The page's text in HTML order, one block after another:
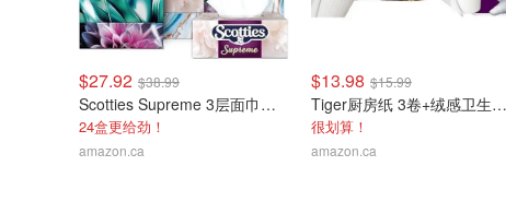
$27.92 $38.99
Scotties Supreme 3层面巾纸 24盒
24盒更给劲！
amazon.ca
$13.98 $15.99
Tiger厨房纸 3卷+绒感卫生纸 8卷
很划算！
amazon.ca